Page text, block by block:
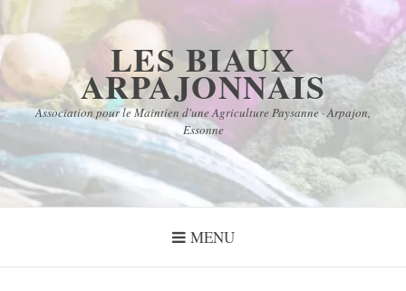
Aller
au
contenu
LES BIAUX
ARPAJONNAIS
Association pour le Maintien d'une Agriculture Paysanne · Arpajon,
Essonne
MENU